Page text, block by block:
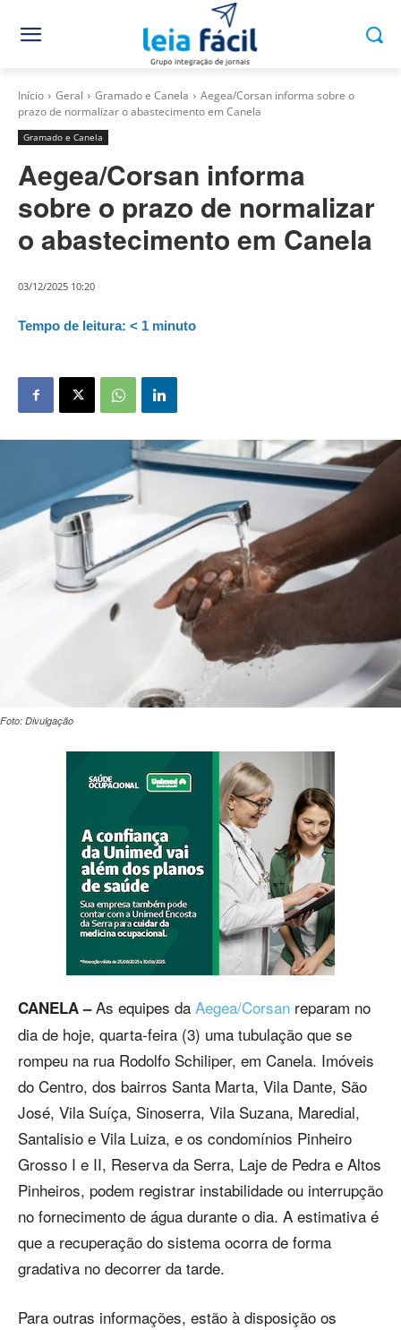
Início Geral Gramado e Canela
Aegea/Corsan informa sobre o
prazo de normalizar o abastecimento em Canela
Gramado e Canela
Aegea/Corsan informa
sobre o prazo de normalizar
o abastecimento em Canela
03/12/2025 10:20
Tempo de leitura: < 1 minuto
Foto: Divulgação
CANELA –As equipes da Aegea/Corsan reparam no
dia de hoje, quarta-feira (3) uma tubulação que se
rompeu na rua Rodolfo Schiliper, em Canela. Imóveis
do Centro, dos bairros Santa Marta, Vila Dante, São
José, Vila Suíça, Sinoserra, Vila Suzana, Maredial,
Santalisio e Vila Luiza, e os condomínios Pinheiro
Grosso I e II, Reserva da Serra, Laje de Pedra e Altos
Pinheiros, podem registrar instabilidade ou interrupção
no fornecimento de água durante o dia. A estimativa é
que a recuperação do sistema ocorra de forma
gradativa no decorrer da tarde.
Para outras informações, estão à disposição os